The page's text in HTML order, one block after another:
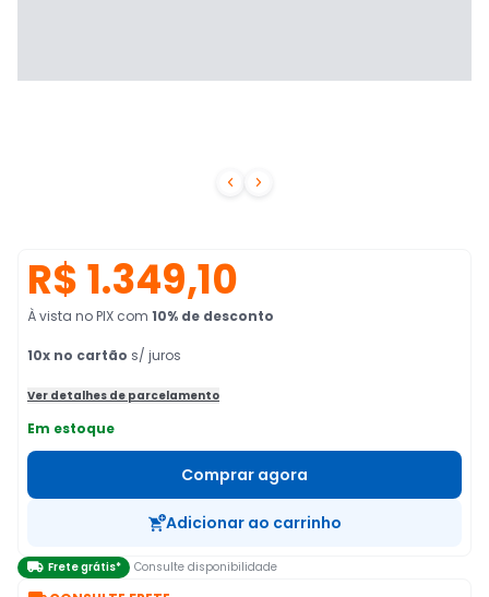
 
R$ 1.349,10
À vista no PIX com 10% de desconto
10x no cartão s/ juros
Ver detalhes de parcelamento
Em estoque
Comprar agora
Adicionar ao carrinho
 Frete grátis* Consulte disponibilidade